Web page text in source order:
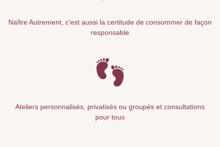
Naître Autrement, c'est aussi la certitude de consommer de façon
responsable
Ateliers personnalisés, privatisés ou groupés et consultations
pour tous